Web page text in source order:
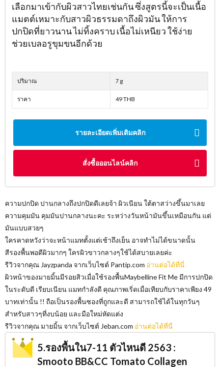
เลือกมาเข้ากับผิวสาวไทยเช่นกัน ซึ่งสูตรนี้จะเป็นเนื้อ
แมตต์เหมาะกับสาวผิวธรรมดาถึงผิวมัน ให้การ
ปกปิดที่ยาวนาน ไม่ทิ้งคราบ เนื้อไม่เหนียว ใช้ง่าย
ช่วยเบลอรูขุมขนอีกด้วย
ปริมาณ 7 g
ราคา 49 THB
รายละเอียดเพิ่มเติมคลิก
สั่งซื้อออนไลน์คลิก
ความปกปิด ปานกลางถึงปกปิดดีเลยจ้า ผิวเนียน ใต้ตาสว่างขึ้นมาเลย
ความคุมมัน คุมมันปานกลางนะคะ ระหว่างวันหน้ามันขึ้นเหมือนกัน แต่
มันแบบสวยๆ
ใครคาดหวังว่าจะหน้าแมทตั้งแต่เช้าถึงเย็น อาจทำไม่ได้ขนาดนั้น
สีรองพื้นพอดีผิวมากๆ ใครผิวขาวกลางๆใช้ได้สบายเลยค่ะ
รีวิวจากคุณ Jayzpanda จากเว็บไซต์​ Pantip.com อ่านต่อได้ที่นี่
ผิวหน้าของมายมิ้นมีรอยสิวเมื่อใช้รองพื้นMaybelline Fit Me มีการปกปิด
ในระดับดี เรียบเนียน แมทกำลังดี คุณภาพเริ่ดเมื่อเทียบกับราคาเพียง 49
บาทเท่านั้น !! ถือเป็นรองพื้นซองที่ถูกและดี สามารถใช้ได้ในทุกวันๆ
สำหรับสาวๆที่งบน้อย และมือใหม่หัดแต่ง
รีวิวจากคุณ มายมิ้น จากเว็บไซต์​ Jeban.com อ่านต่อได้ที่นี่
5.รองพื้นใน7-11 ตัวไหนดี 2563 :
Smooto BB&CC Tomato Collagen